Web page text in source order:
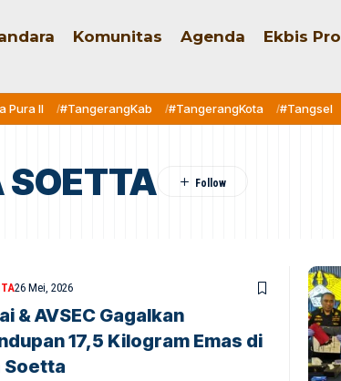
Komunitas Agenda Ekbis Pro
Pura II #TangerangKab #TangerangKota #Tangsel
SOETTA
26 Mei, 2026
& AVSEC Gagalkan
17,5 Kilogram Emas di
Soetta